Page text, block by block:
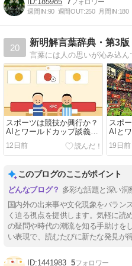
週間IN:90 週間OUT:250 月間IN:180
20
新明解言葉辞典・第3版
スポーツは競技か興行か？
AIとワールドカップ談義
（下）
12日前
スポ
AIと
（中）
19日前
このブログのここがポイント
多彩な話題と深い洞
国内外の出来事や文化現象をバラン
く迫る視点を提供します。気軽に読
の疑問や時代の潮流を知る手助けを
い表現で、読むたびに新たな発見が
1441983 5